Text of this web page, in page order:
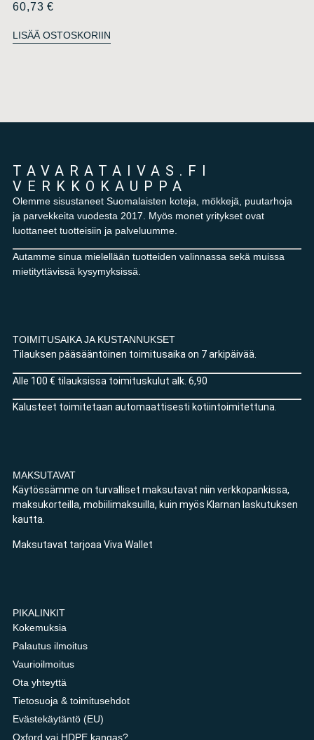
60,73€
LISÄÄ OSTOSKORIIN
TAVARATAIVAS.FI
VERKKOKAUPPA
Olemme sisustaneet Suomalaisten koteja, mökkejä, puutarhoja
ja parvekkeita vuodesta 2017. Myös monet yritykset ovat
luottaneet tuotteisiin ja palveluumme.
Autamme sinua mielellään tuotteiden valinnassa sekä muissa
mietityttävissä kysymyksissä.
TOIMITUSAIKA JA KUSTANNUKSET
Tilauksen pääsääntöinen toimitusaika on 7 arkipäivää.
Alle 100 € tilauksissa toimituskulut alk. 6,90
Kalusteet toimitetaan automaattisesti kotiintoimitettuna.
MAKSUTAVAT
Käytössämme on turvalliset maksutavat niin verkkopankissa,
maksukorteilla, mobiilimaksuilla, kuin myös Klarnan laskutuksen
kautta.
Maksutavat tarjoaa Viva Wallet
PIKALINKIT
Kokemuksia
Palautus ilmoitus
Vaurioilmoitus
Ota yhteyttä
Tietosuoja & toimitusehdot
Evästekäytäntö (EU)
Oxford vai HDPE kangas?